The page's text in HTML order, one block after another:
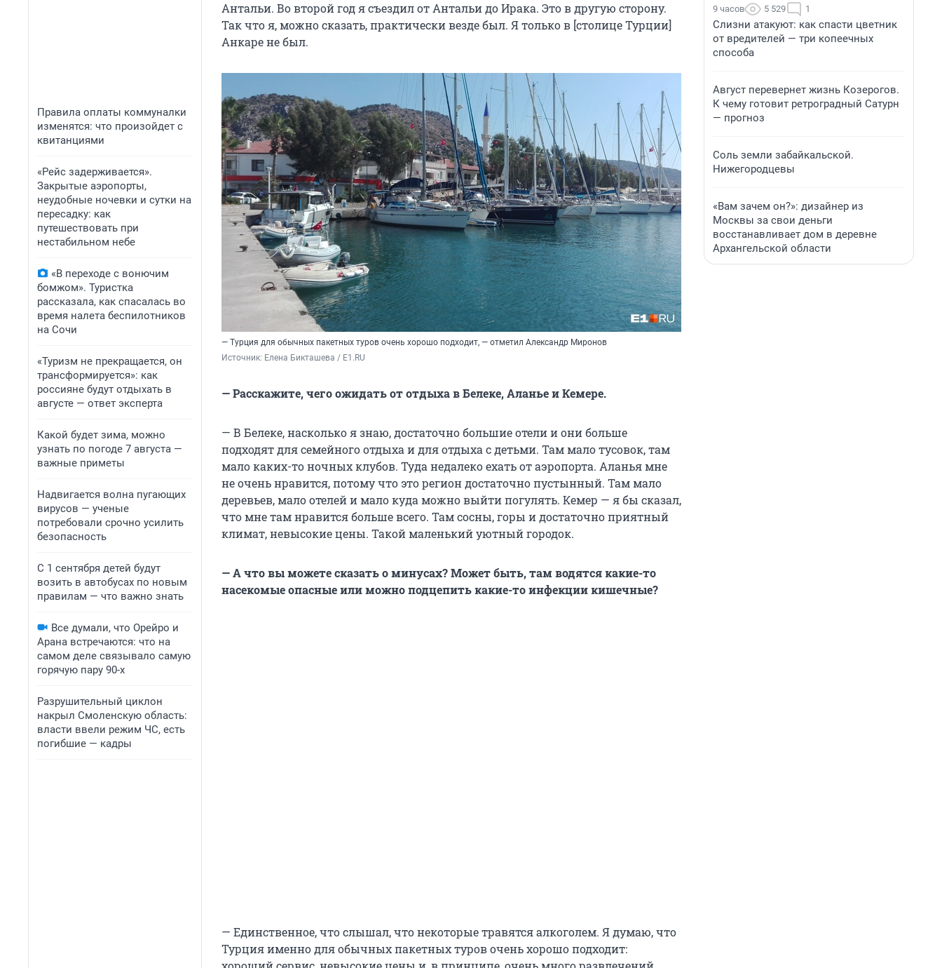
Правила оплаты коммуналки
изменятся: что произойдет с
квитанциями
«Рейс задерживается».
Закрытые аэропорты,
неудобные ночевки и сутки на
пересадку: как
путешествовать при
нестабильном небе
«В переходе с вонючим
бомжом». Туристка
рассказала, как спасалась во
время налета беспилотников
на Сочи
«Туризм не прекращается, он
трансформируется»: как
россияне будут отдыхать в
августе — ответ эксперта
Какой будет зима, можно
узнать по погоде 7 августа —
важные приметы
Надвигается волна пугающих
вирусов — ученые
потребовали срочно усилить
безопасность
С 1 сентября детей будут
возить в автобусах по новым
правилам — что важно знать
Все думали, что Орейро и
Арана встречаются: что на
самом деле связывало самую
горячую пару 90-х
Разрушительный циклон
накрыл Смоленскую область:
власти ввели режим ЧС, есть
погибшие — кадры
Антальи. Во второй год я съездил от Антальи до Ирака. Это в другую сторону.
Так что я, можно сказать, практически везде был. Я только в [столице Турции]
Анкаре не был.
— Турция для обычных пакетных туров очень хорошо подходит, — отметил Александр Миронов
Источник: Елена Бикташева / E1.RU
— Расскажите, чего ожидать от отдыха в Белеке, Аланье и Кемере.
— В Белеке, насколько я знаю, достаточно большие отели и они больше
подходят для семейного отдыха и для отдыха с детьми. Там мало тусовок, там
мало каких-то ночных клубов. Туда недалеко ехать от аэропорта. Аланья мне
не очень нравится, потому что это регион достаточно пустынный. Там мало
деревьев, мало отелей и мало куда можно выйти погулять. Кемер — я бы сказал,
что мне там нравится больше всего. Там сосны, горы и достаточно приятный
климат, невысокие цены. Такой маленький уютный городок.
— А что вы можете сказать о минусах? Может быть, там водятся какие-то
насекомые опасные или можно подцепить какие-то инфекции кишечные?
— Единственное, что слышал, что некоторые травятся алкоголем. Я думаю, что
Турция именно для обычных пакетных туров очень хорошо подходит:
9 часов 5 529 1
Слизни атакуют: как спасти цветник
от вредителей — три копеечных
способа
Август перевернет жизнь Козерогов.
К чему готовит ретроградный Сатурн
— прогноз
Соль земли забайкальской.
Нижегородцевы
«Вам зачем он?»: дизайнер из
Москвы за свои деньги
восстанавливает дом в деревне
Архангельской области